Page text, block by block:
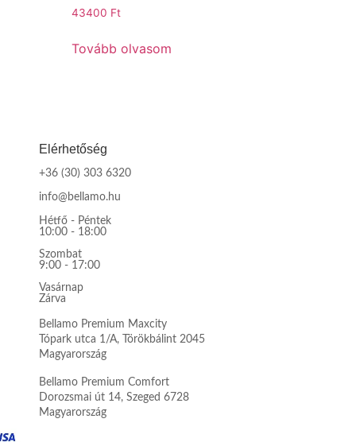
43400 Ft
Tovább olvasom
Elérhetőség
+36 (30) 303 6320
info@bellamo.hu
Hétfő - Péntek
10:00 - 18:00
Szombat
9:00 - 17:00
Vasárnap
Zárva
Bellamo Premium Maxcity
Tópark utca 1/A, Törökbálint 2045
Magyarország
Bellamo Premium Comfort
Dorozsmai út 14, Szeged 6728
Magyarország